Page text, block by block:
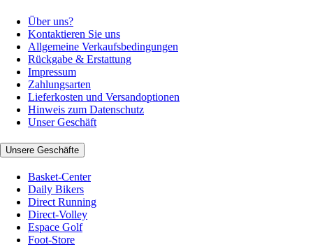
Über uns?
Kontaktieren Sie uns
Allgemeine Verkaufsbedingungen
Rückgabe & Erstattung
Impressum
Zahlungsarten
Lieferkosten und Versandoptionen
Hinweis zum Datenschutz
Unser Geschäft
Unsere Geschäfte
Basket-Center
Daily Bikers
Direct Running
Direct-Volley
Espace Golf
Foot-Store